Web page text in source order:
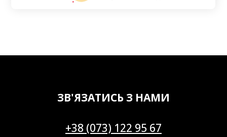
ЗВ'ЯЗАТИСЬ З НАМИ
+38 (073) 122 95 67